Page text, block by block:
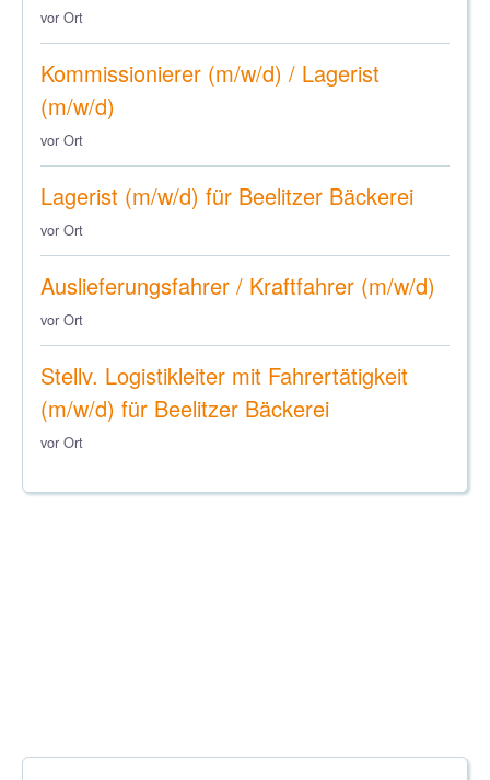
vor Ort
Kommissionierer (m/w/d) / Lagerist
(m/w/d)
vor Ort
Lagerist (m/w/d) für Beelitzer Bäckerei
vor Ort
Auslieferungsfahrer / Kraftfahrer (m/w/d)
vor Ort
Stellv. Logistikleiter mit Fahrertätigkeit
(m/w/d) für Beelitzer Bäckerei
vor Ort